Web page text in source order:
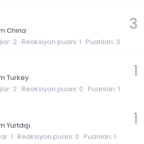
3
China
2 Reaksiyon puanı 1 Puanları 3
1
Turkey
2 Reaksiyon puanı 0 Puanları 1
1
Yurtdışı
1 Reaksiyon puanı 0 Puanları 1